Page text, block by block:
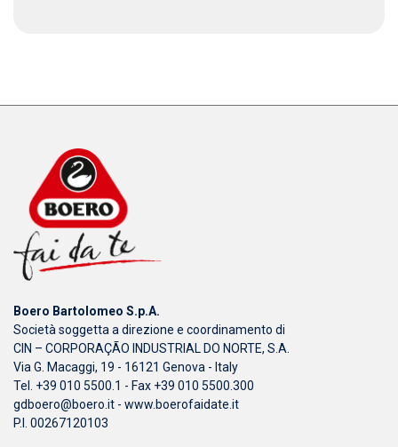
Boero Bartolomeo S.p.A.
Società soggetta a direzione e coordinamento di
CIN – CORPORAÇÃO INDUSTRIAL DO NORTE, S.A.
Via G. Macaggi, 19 - 16121 Genova - Italy
Tel. +39 010 5500.1 - Fax +39 010 5500.300
gdboero@boero.it - www.boerofaidate.it
P.I. 00267120103